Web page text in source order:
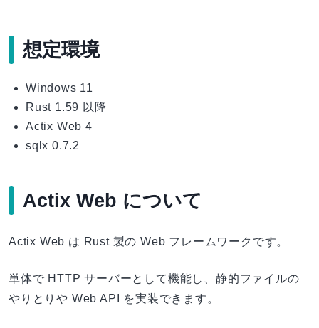
想定環境
Windows 11
Rust 1.59 以降
Actix Web 4
sqlx 0.7.2
Actix Web について
Actix Web は Rust 製の Web フレームワークです。
単体で HTTP サーバーとして機能し、静的ファイルの
やりとりや Web API を実装できます。